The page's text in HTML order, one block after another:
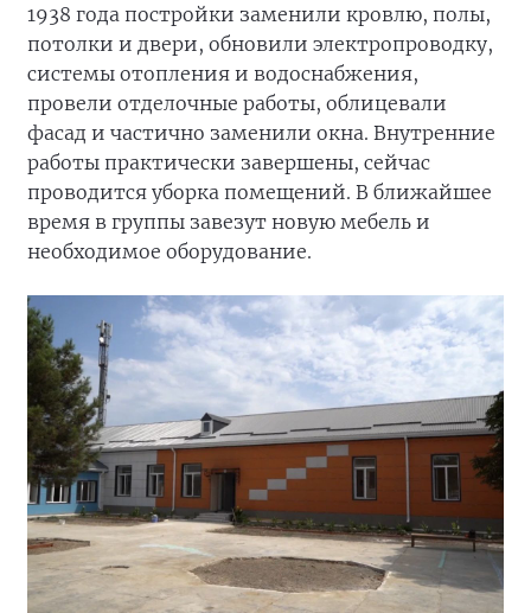
1938 года постройки заменили кровлю, полы,
потолки и двери, обновили электропроводку,
системы отопления и водоснабжения,
провели отделочные работы, облицевали
фасад и частично заменили окна. Внутренние
работы практически завершены, сейчас
проводится уборка помещений. В ближайшее
время в группы завезут новую мебель и
необходимое оборудование.